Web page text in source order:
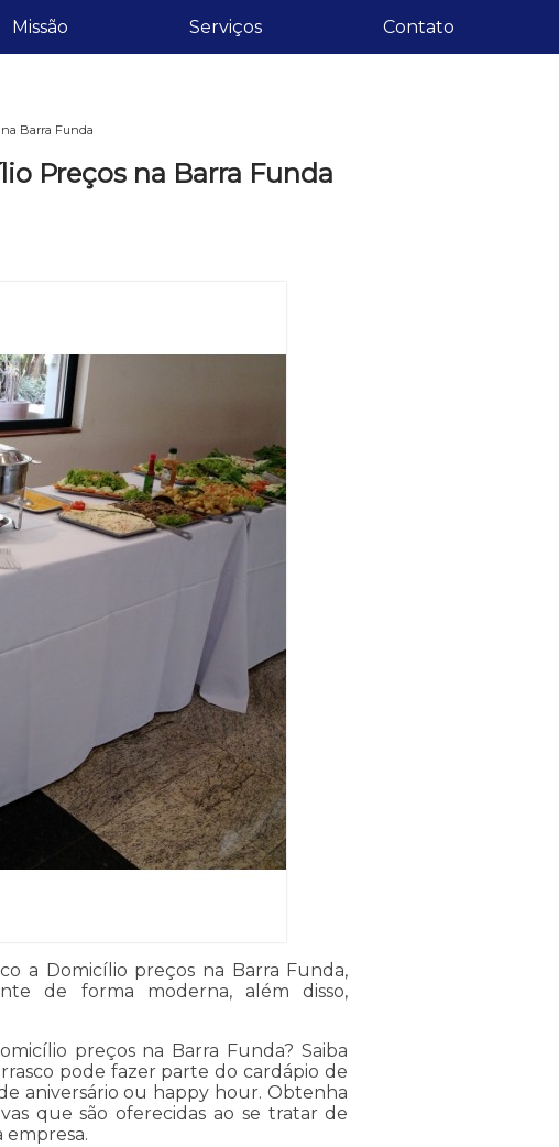
Missão Serviços Contato
Barra Funda
Preços na Barra Funda
a Domicílio preços na Barra Funda,
de forma moderna, além disso,
preços na Barra Funda? Saiba
pode fazer parte do cardápio de
aniversário ou happy hour. Obtenha
que são oferecidas ao se tratar de